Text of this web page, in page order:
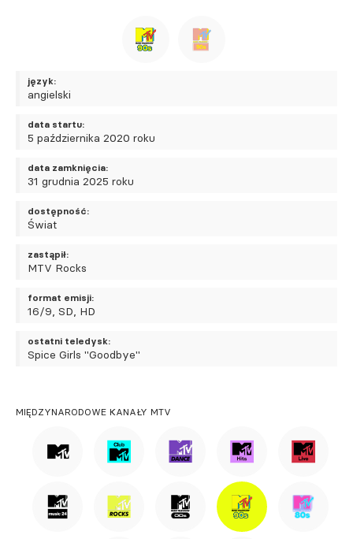
język:
angielski
data startu:
5 października 2020 roku
data zamknięcia:
31 grudnia 2025 roku
dostępność:
Świat
zastąpił:
MTV Rocks
format emisji:
16/9, SD, HD
ostatni teledysk:
Spice Girls "Goodbye"
MIĘDZYNARODOWE KANAŁY MTV